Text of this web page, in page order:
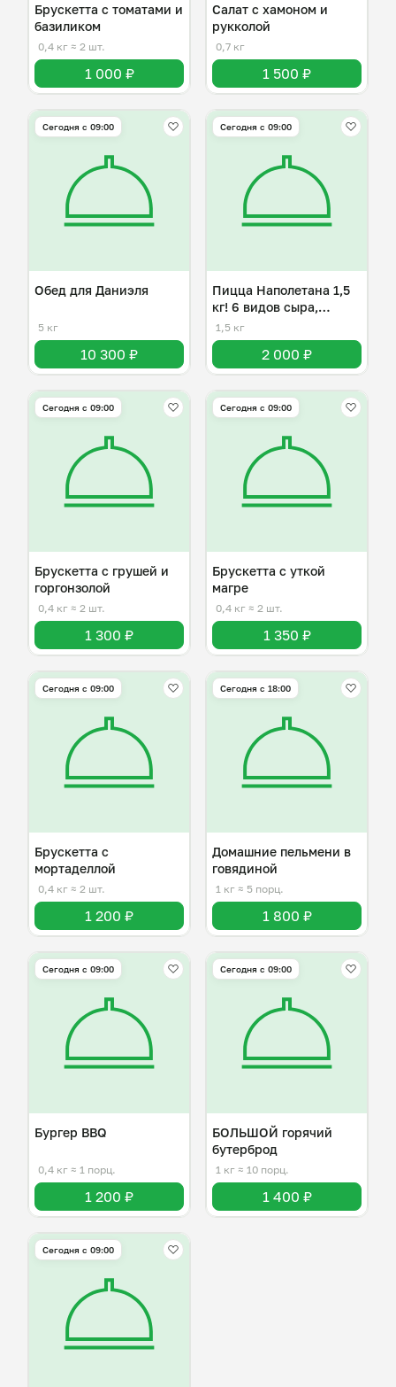
Брускетта с томатами и
базиликом
0,4 кг ≈ 2 шт.
1 000 ₽
Салат с хамоном и
рукколой
0,7 кг
1 500 ₽
Сегодня с 09:00
Обед для Даниэля
5 кг
10 300 ₽
Сегодня с 09:00
Пицца Наполетана 1,5
кг! 6 видов сыра,
колбасы!
1,5 кг
2 000 ₽
Сегодня с 09:00
Брускетта с грушей и
горгонзолой
0,4 кг ≈ 2 шт.
1 300 ₽
Сегодня с 09:00
Брускетта с уткой
магре
0,4 кг ≈ 2 шт.
1 350 ₽
Сегодня с 09:00
Брускетта с
мортаделлой
0,4 кг ≈ 2 шт.
1 200 ₽
Сегодня с 18:00
Домашние пельмени в
говядиной
1 кг ≈ 5 порц.
1 800 ₽
Сегодня с 09:00
Бургер BBQ
0,4 кг ≈ 1 порц.
1 200 ₽
Сегодня с 09:00
БОЛЬШОЙ горячий
бутерброд
1 кг ≈ 10 порц.
1 400 ₽
Сегодня с 09:00